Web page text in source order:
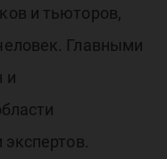
и тьюторов,
Главными
и
экспертов.